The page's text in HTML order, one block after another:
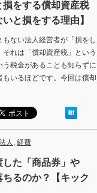
をする償却資産税
と損をする理由】
ない法人経営者が「損をし
れは「償却資産税」という
税金があることも知らずに
もいるほどです。今回は償却
人 , 経費
た「商品券」や
ちるのか？【キック